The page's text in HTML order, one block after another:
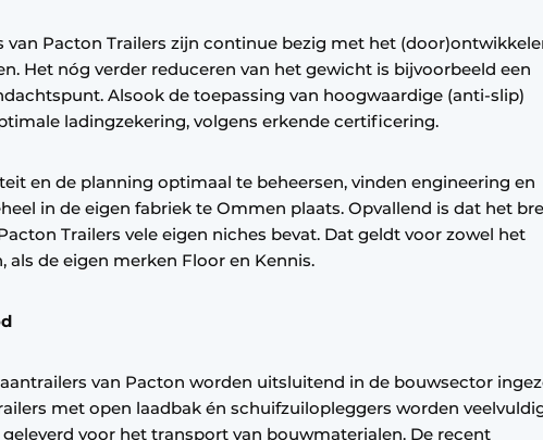
van Pacton Trailers zijn continue bezig met het
Het nóg verder reduceren van het gewicht is bijvoorbeeld een
Alsook de toepassing van hoogwaardige (anti-slip)
ladingzekering, volgens erkende certificering.
en de planning optimaal te beheersen, vinden engineering en
in de eigen fabriek te Ommen plaats. Opvallend is dat het
Trailers vele eigen niches bevat. Dat geldt voor zowel het
als de eigen merken Floor en Kennis.
van Pacton worden uitsluitend in de bouwsector
met open laadbak én schuifzuilopleggers worden
voor het transport van bouwmaterialen. De recent